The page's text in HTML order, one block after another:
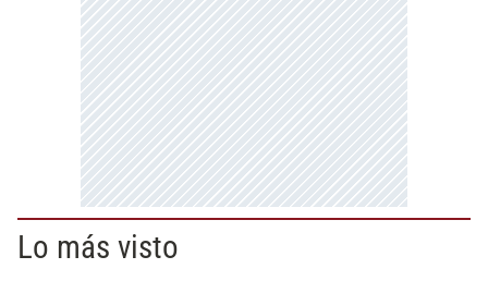
Lo más visto